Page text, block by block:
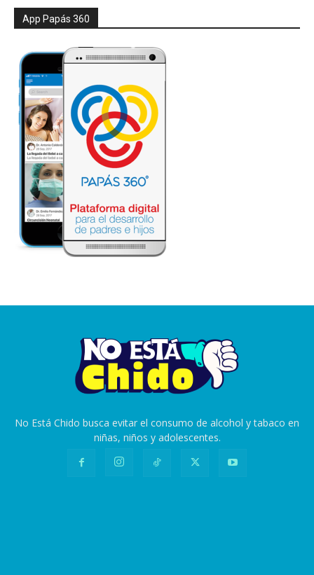
App Papás 360
No Está Chido busca evitar el consumo de alcohol y tabaco en
niñas, niños y adolescentes.